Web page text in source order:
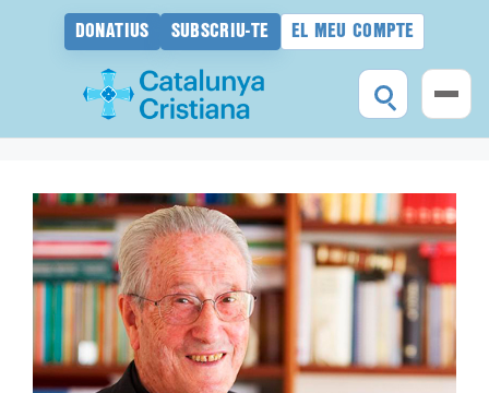
DONATIUS SUBSCRIU-TE EL MEU COMPTE
contingut